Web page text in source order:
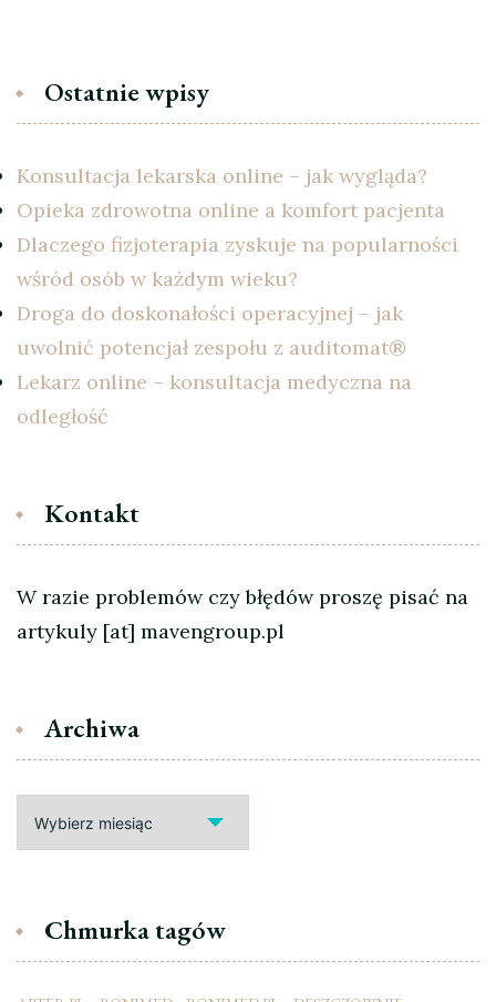
Ostatnie wpisy
Konsultacja lekarska online – jak wygląda?
Opieka zdrowotna online a komfort pacjenta
Dlaczego fizjoterapia zyskuje na popularności
wśród osób w każdym wieku?
Droga do doskonałości operacyjnej – jak
uwolnić potencjał zespołu z auditomat®
Lekarz online – konsultacja medyczna na
odległość
Kontakt
W razie problemów czy błędów proszę pisać na
artykuly [at] mavengroup.pl
Archiwa
Chmurka tagów